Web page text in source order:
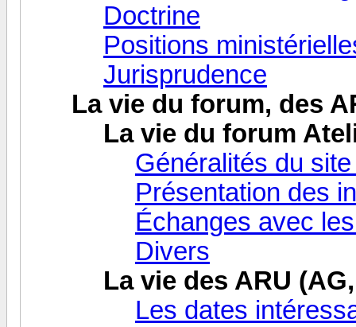
Doctrine
Positions
Jurisprudence
La vie du forum, des
La vie du forum
Généralités du
Présentation des
Échanges avec
Divers
La vie des ARU
Les dates